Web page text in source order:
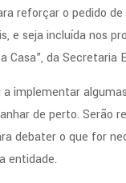
reforçar o pedido
e seja incluída nos
Casa”, da Secretaria
implementar
de perto. Serão
debater o que for
entidade.